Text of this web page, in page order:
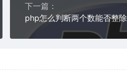
下一篇：
php怎么判断两个数能否整除